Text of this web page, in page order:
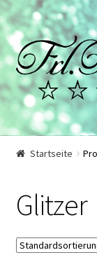
Zur
Navigation
springen
Springe
zum
Inhalt
Start
Echtheit von
Startseite
Glitzer